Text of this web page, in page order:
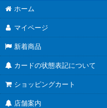
ホーム
マイページ
新着商品
カードの状態表記について
ショッピングカート
店舗案内